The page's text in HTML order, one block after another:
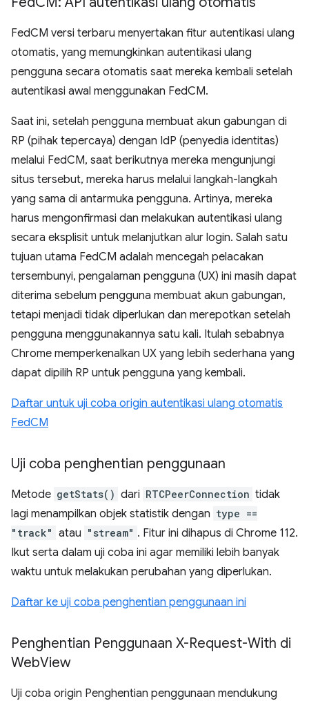
FedCM versi terbaru menyertakan fitur autentikasi ulang
otomatis, yang memungkinkan autentikasi ulang
pengguna secara otomatis saat mereka kembali setelah
autentikasi awal menggunakan FedCM.
Saat ini, setelah pengguna membuat akun gabungan di
RP (pihak tepercaya) dengan IdP (penyedia identitas)
melalui FedCM, saat berikutnya mereka mengunjungi
situs tersebut, mereka harus melalui langkah-langkah
yang sama di antarmuka pengguna. Artinya, mereka
harus mengonfirmasi dan melakukan autentikasi ulang
secara eksplisit untuk melanjutkan alur login. Salah satu
tujuan utama FedCM adalah mencegah pelacakan
tersembunyi, pengalaman pengguna (UX) ini masih dapat
diterima sebelum pengguna membuat akun gabungan,
tetapi menjadi tidak diperlukan dan merepotkan setelah
pengguna menggunakannya satu kali. Itulah sebabnya
Chrome memperkenalkan UX yang lebih sederhana yang
dapat dipilih RP untuk pengguna yang kembali.
Daftar untuk uji coba origin autentikasi ulang otomatis
FedCM
Uji coba penghentian penggunaan
Metode getStats() dari RTCPeerConnection tidak
lagi menampilkan objek statistik dengan type ==
"track" atau "stream" . Fitur ini dihapus di Chrome 112.
Ikut serta dalam uji coba ini agar memiliki lebih banyak
waktu untuk melakukan perubahan yang diperlukan.
Daftar ke uji coba penghentian penggunaan ini
Penghentian Penggunaan X-Request-With di
WebView
Uji coba origin Penghentian penggunaan mendukung